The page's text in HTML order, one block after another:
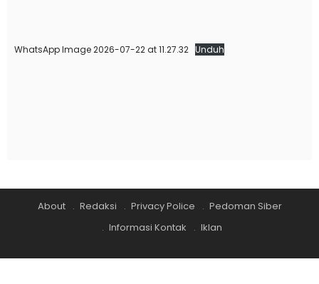
WhatsApp Image 2026-07-22 at 11.27.32 Unduh
About Redaksi Privacy Police
Pedoman Siber
Informasi Kontak
Iklan